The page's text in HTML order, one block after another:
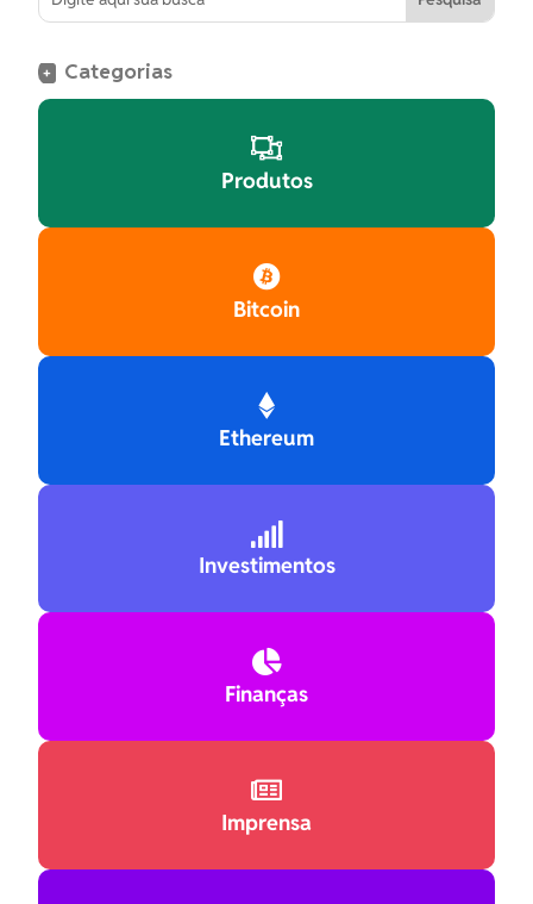
+ Categorias

Produtos

Bitcoin

Ethereum

Investimentos

Finanças

Imprensa